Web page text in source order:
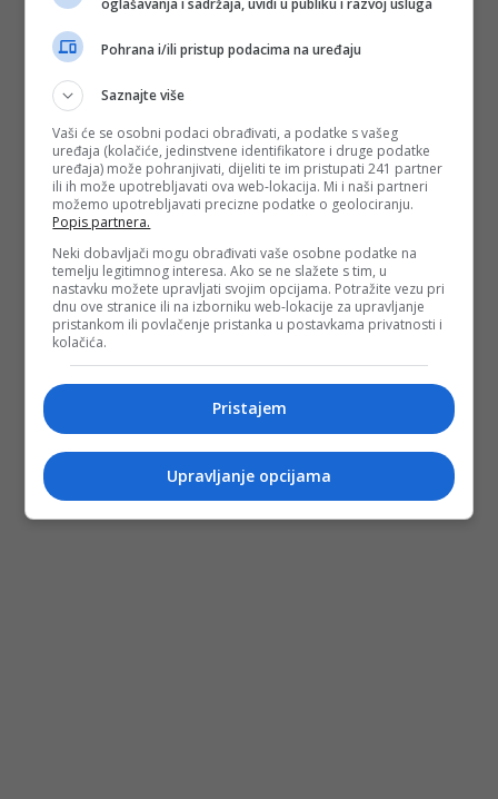
oglašavanja i sadržaja, uvidi u publiku i razvoj usluga
Pohrana i/ili pristup podacima na uređaju
Saznajte više
Vaši će se osobni podaci obrađivati, a podatke s vašeg
uređaja (kolačiće, jedinstvene identifikatore i druge podatke
uređaja) može pohranjivati, dijeliti te im pristupati 241 partner
ili ih može upotrebljavati ova web-lokacija. Mi i naši partneri
možemo upotrebljavati precizne podatke o geolociranju.
Popis partnera.
Neki dobavljači mogu obrađivati vaše osobne podatke na
temelju legitimnog interesa. Ako se ne slažete s tim, u
nastavku možete upravljati svojim opcijama. Potražite vezu pri
dnu ove stranice ili na izborniku web-lokacije za upravljanje
pristankom ili povlačenje pristanka u postavkama privatnosti i
kolačića.
Pristajem
Upravljanje opcijama